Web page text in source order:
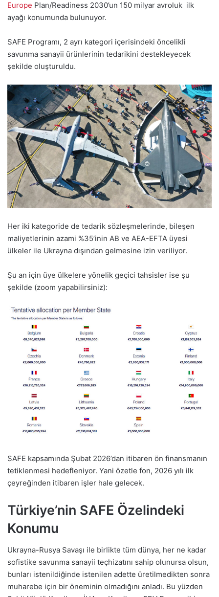
Europe Plan/Readiness 2030’un 150 milyar avroluk ilk
ayağı konumunda bulunuyor.
SAFE Programı, 2 ayrı kategori içerisindeki öncelikli
savunma sanayii ürünlerinin tedarikini destekleyecek
şekilde oluşturuldu.
Her iki kategoride de tedarik sözleşmelerinde, bileşen
maliyetlerinin azami %35’inin AB ve AEA-EFTA üyesi
ülkeler ile Ukrayna dışından gelmesine izin veriliyor.
Şu an için üye ülkelere yönelik geçici tahsisler ise şu
şekilde (zoom yapabilirsiniz):
SAFE kapsamında Şubat 2026’dan itibaren ön finansmanın
tetiklenmesi hedefleniyor. Yani özetle fon, 2026 yılı ilk
çeyreğinden itibaren işler hale gelecek.
Türkiye’nin SAFE Özelindeki
Konumu
Ukrayna-Rusya Savaşı ile birlikte tüm dünya, her ne kadar
sofistike savunma sanayii teçhizatını sahip olunursa olsun,
bunları istenildiğinde istenilen adette üretilmedikten sonra
muharebe için bir öneminin olmadığını anladı. Bu yüzden